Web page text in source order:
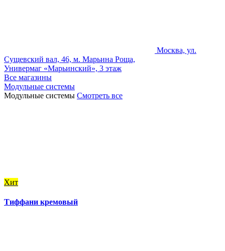
Москва, ул.
Сущевский вал, 46, м. Марьина Роща,
Универмаг «Марьинский», 3 этаж
Все магазины
Модульные системы
Модульные системы Смотреть все
Хит
Тиффани кремовый